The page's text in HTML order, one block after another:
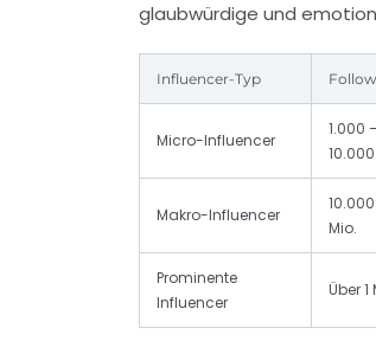
glaubwürdige und
Influencer-Typ
Micro-Influencer
1.000
10.000
Makro-Influencer
10.000
Mio.
Prominente
Influencer
Über 1